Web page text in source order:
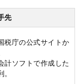
先
税庁の公式サイトか
計ソフトで作成した